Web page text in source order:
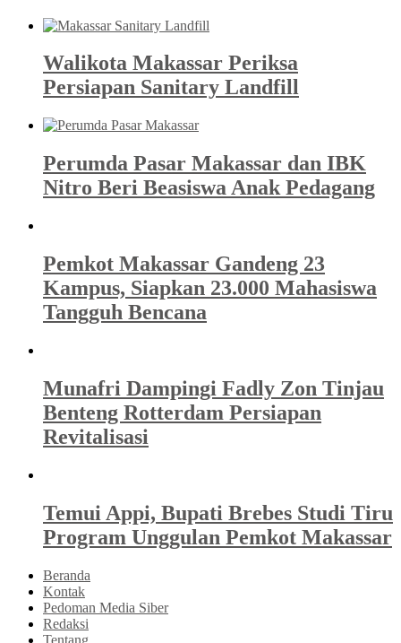
Walikota Makassar Periksa
Persiapan Sanitary Landfill
Perumda Pasar Makassar dan IBK
Nitro Beri Beasiswa Anak Pedagang
Pemkot Makassar Gandeng 23
Kampus, Siapkan 23.000 Mahasiswa
Tangguh Bencana
Munafri Dampingi Fadly Zon Tinjau
Benteng Rotterdam Persiapan
Revitalisasi
Temui Appi, Bupati Brebes Studi Tiru
Program Unggulan Pemkot Makassar
Beranda
Kontak
Pedoman Media Siber
Redaksi
Tentang